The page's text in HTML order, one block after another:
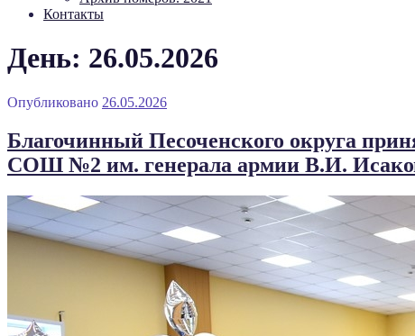
Контакты
День: 26.05.2026
Опубликовано 26.05.2026
Благочинный Песоченского округа
СОШ №2 им. генерала армии В.И.